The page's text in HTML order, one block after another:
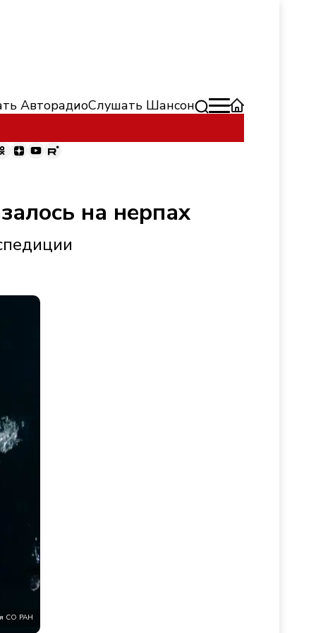
АвторадиоСлушать Шансон
на нерпах
СО РАН